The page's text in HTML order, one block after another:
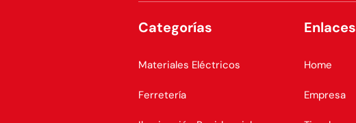
Categorías
Materiales Eléctricos
Ferretería
Enlaces
Home
Empresa